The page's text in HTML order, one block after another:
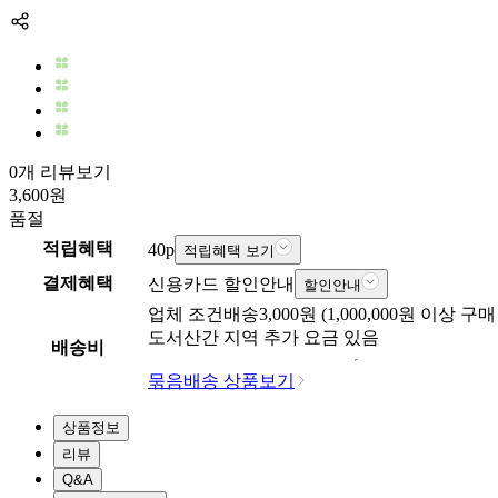
0개 리뷰보기
3,600원
품절
적립혜택
40p 적립혜택 보기
결제혜택 신용카드 할인안내 할인안내
배송비
업체 조건배송3,000원 (1,000,000원 이상 구
도서산간 지역 추가 요금 있음
묶음배송 상품보기
상품정보
리뷰
Q&A